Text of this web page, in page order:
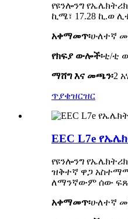
የዩንሎንግ
ኪሜ፣ 17.28 ኪ.ወ
አቀማመጥ፡ሁለተኛ
የክፍያ ውሎች፡ቲ/ቲ
ማሸግ እና መጫን፡2
ጥያቄዝርዝር
EEC L7e
የዩንሎንግ
ዝቅተኛ ዋጋ
ለማንኛውም ሰው
አቀማመጥ፡ሁለተኛ